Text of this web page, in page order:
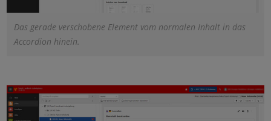
Das gerade verschobene Element vom normalen Inhalt in das
Accordion hinein.